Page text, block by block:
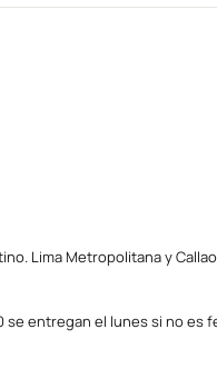
Lima Metropolitana y
se entregan el lunes si no es